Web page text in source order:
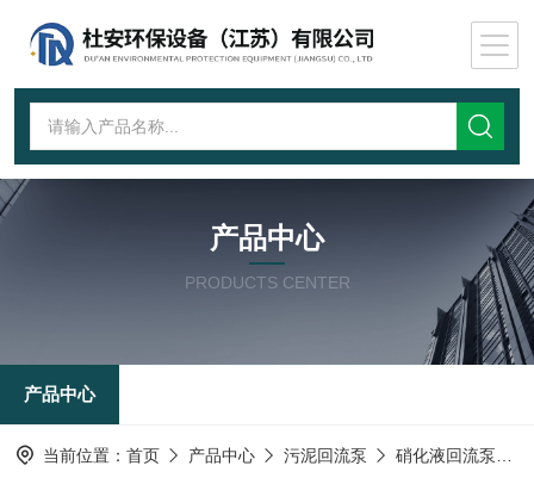
产品中心
PRODUCTS CENTER
产品中心
当前位置： 首页 产品中心 污泥回流泵 硝化液回流泵